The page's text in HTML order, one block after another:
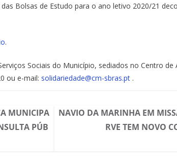
Bolsas de Estudo para o ano letivo 2020/21
.
Sociais do Município, sediados no Centro de
ou e-mail: solidariedade@cm-sbras.pt .
MUNICIPA
PÚB
NAVIO DA MARINHA EM
RVE TEM NOVO